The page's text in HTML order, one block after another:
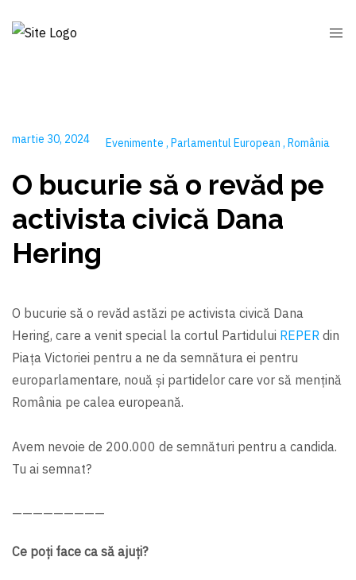
martie 30, 2024 Evenimente Parlamentul European România
O bucurie să o revăd pe
activista civică Dana
Hering
O bucurie să o revăd astăzi pe activista civică Dana
Hering, care a venit special la cortul Partidului REPER din
Piața Victoriei pentru a ne da semnătura ei pentru
europarlamentare, nouă și partidelor care vor să mențină
România pe calea europeană.
Avem nevoie de 200.000 de semnături pentru a candida.
Tu ai semnat?
—————————
Ce poți face ca să ajuți?